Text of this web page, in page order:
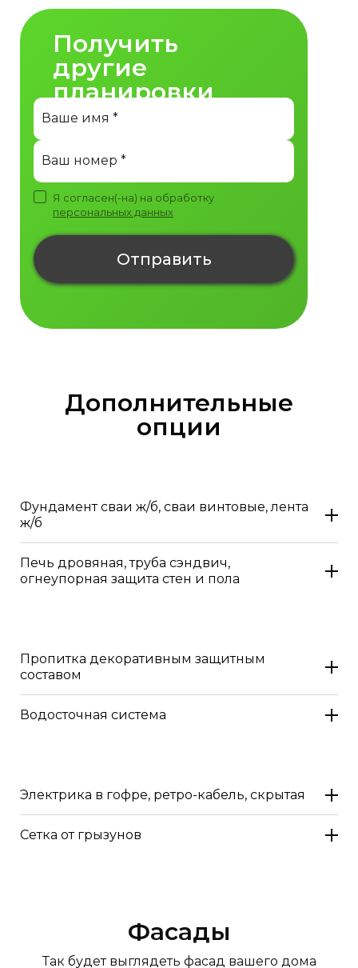
Ваше имя *
Ваш номер *
Отправить
Я согласен(-на) на обработку
персональных данных
Получить
другие
планировки
Дополнительные
опции
Фундамент сваи ж/б, сваи винтовые, лента
ж/б
Печь дровяная, труба сэндвич,
огнеупорная защита стен и пола
Пропитка декоративным защитным
составом
Водосточная система
Электрика в гофре, ретро-кабель, скрытая
Сетка от грызунов
Фасады
Так будет выглядеть фасад вашего дома